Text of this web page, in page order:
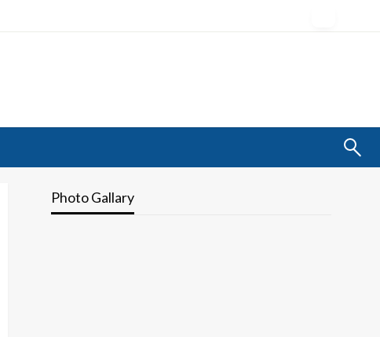
Photo Gallary